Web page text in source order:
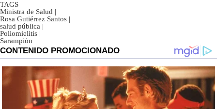
TAGS
Ministra de Salud |
Rosa Gutiérrez Santos |
salud pública |
Poliomielitis |
Sarampión